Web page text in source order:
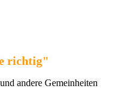
richtig"
andere Gemeinheiten